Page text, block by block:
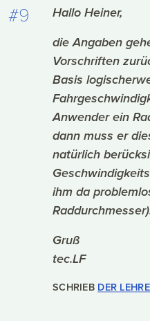
#9
Hallo Heiner,
die Angaben
Vorschriften
Basis
Anwender ein
dann muss er
natürlich
ihm da
Gruß
tec.LF
SCHRIEB DER